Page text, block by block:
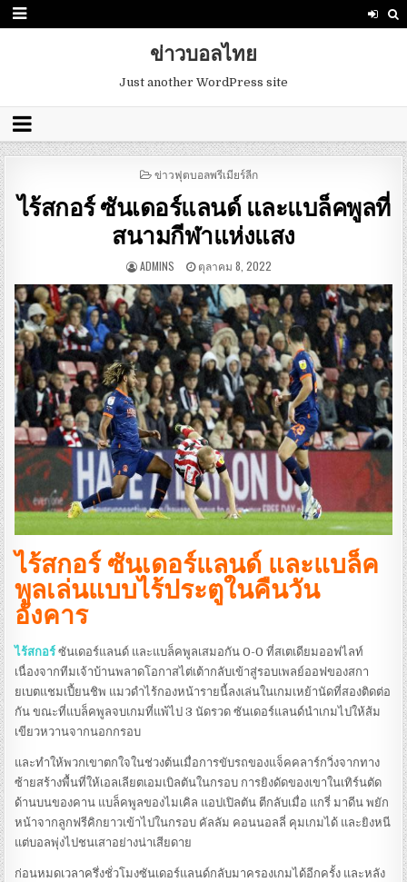
ข่าวบอลไทย
Just another WordPress site
POSTED
ข่าวฟุตบอลพรีเมียร์ลีก
ไร้สกอร์ ซันเดอร์แลนด์ และแบล็คพูลที่
สนามกีฬาแห่งแสง
ADMINS ตุลาคม 8, 2022
ไร้สกอร์ ซันเดอร์แลนด์ และแบล็ค
พูลเล่นแบบไร้ประตูในคืนวัน
อังคาร
ไร้สกอร์ซันเดอร์แลนด์ และแบล็คพูลเสมอกัน 0-0 ที่สเตเดียมออฟไลท์
เนื่องจากทีมเจ้าบ้านพลาดโอกาสไต่เต้ากลับเข้าสู่รอบเพลย์ออฟของสกา
ยเบตแชมเปี้ยนชิพ แมวดําไร้กองหน้ารายนี้ลงเล่นในเกมเหย้านัดที่สองติดต่อ
กัน ขณะที่แบล็คพูลจบเกมที่แพ้ไป 3 นัดรวดซันเดอร์แลนด์นําเกมไปให้ส้ม
เขียวหวานจากนอกกรอบ
และทําให้พวกเขาตกใจในช่วงต้นเมื่อการขับรถของแจ็คคลาร์กวิ่งจากทาง
ซ้ายสร้างพื้นที่ให้เอลเลียตเอมเบิลตันในกรอบ การยิงดัดของเขาในเทิร์นตัด
ด้านบนของคาน แบล็คพูลของไมเคิล แอปเปิลตัน ตีกลับเมื่อ แกรี่ มาดีน พยัก
หน้าจากลูกฟรีคิกยาวเข้าไปในกรอบ คัลลัม คอนนอลลี่ คุมเกมได้ และยิงหนี
แต่บอลพุ่งไปชนเสาอย่างน่าเสียดาย
ก่อนหมดเวลาครึ่งชั่วโมงซันเดอร์แลนด์กลับมาครองเกมได้อีกครั้ง และหลัง